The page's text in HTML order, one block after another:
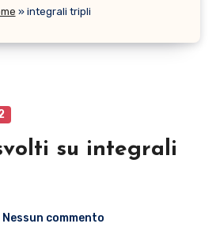
» integrali tripli
su integrali
Nessun commento